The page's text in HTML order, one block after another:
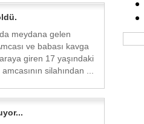
meydana gelen
ve babası kavga
giren 17 yaşındaki
silahından ...